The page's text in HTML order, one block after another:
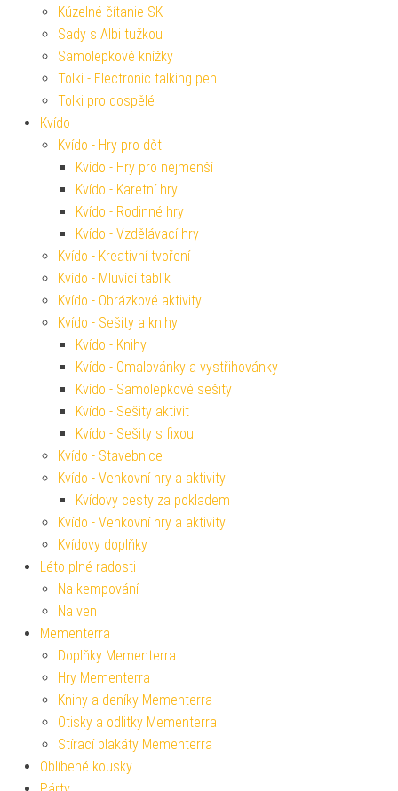
Kúzelné čítanie SK
Sady s Albi tužkou
Samolepkové knížky
Tolki - Electronic talking pen
Tolki pro dospělé
Kvído
Kvído - Hry pro děti
Kvído - Hry pro nejmenší
Kvído - Karetní hry
Kvído - Rodinné hry
Kvído - Vzdělávací hry
Kvído - Kreativní tvoření
Kvído - Mluvící tablík
Kvído - Obrázkové aktivity
Kvído - Sešity a knihy
Kvído - Knihy
Kvído - Omalovánky a vystřihovánky
Kvído - Samolepkové sešity
Kvído - Sešity aktivit
Kvído - Sešity s fixou
Kvído - Stavebnice
Kvído - Venkovní hry a aktivity
Kvídovy cesty za pokladem
Kvído - Venkovní hry a aktivity
Kvídovy doplňky
Léto plné radosti
Na kempování
Na ven
Mementerra
Doplňky Mementerra
Hry Mementerra
Knihy a deníky Mementerra
Otisky a odlitky Mementerra
Stírací plakáty Mementerra
Oblíbené kousky